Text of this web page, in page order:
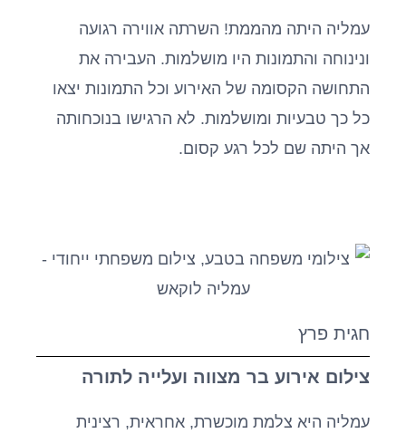
עמליה היתה מהממת! השרתה אווירה רגועה
ונינוחה והתמונות היו מושלמות. העבירה את
התחושה הקסומה של האירוע וכל התמונות יצאו
כל כך טבעיות ומושלמות. לא הרגישו בנוכחותה
אך היתה שם לכל רגע קסום.
חגית פרץ
צילום אירוע בר מצווה ועלייה לתורה
עמליה היא צלמת מוכשרת, אחראית, רצינית